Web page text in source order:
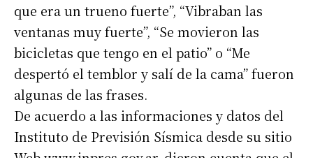
que era un trueno fuerte”, “Vibraban las
ventanas muy fuerte”, “Se movieron las
bicicletas que tengo en el patio” o “Me
despertó el temblor y salí de la cama” fueron
algunas de las frases.
De acuerdo a las informaciones y datos del
Instituto de Previsión Sísmica desde su sitio